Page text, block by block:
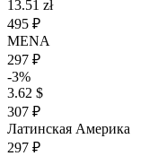
13.51 zł
495 ₽
MENA
297 ₽
-3%
3.62 $
307 ₽
Латинская Америка
297 ₽